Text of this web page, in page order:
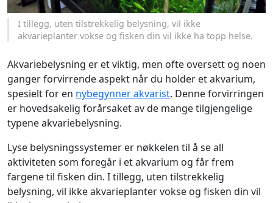
I tillegg, uten tilstrekkelig belysning, vil ikke
akvarieplanter vokse og fisken din vil ikke ha topp helse.
Akvariebelysning er et viktig, men ofte oversett og noen
ganger forvirrende aspekt når du holder et akvarium,
spesielt for en nybegynner akvarist. Denne forvirringen
er hovedsakelig forårsaket av de mange tilgjengelige
typene akvariebelysning.
Lyse belysningssystemer er nøkkelen til å se all
aktiviteten som foregår i et akvarium og får frem
fargene til fisken din. I tillegg, uten tilstrekkelig
belysning, vil ikke akvarieplanter vokse og fisken din vil